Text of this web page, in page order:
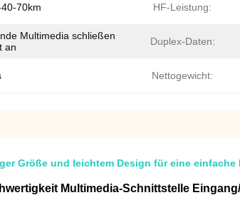
70km HF-Leistung:
Multimedia schließen
an
Duplex-Daten:
Nettogewicht:
Größe und leichtem Design für eine
Multimedia-Schnittstelle